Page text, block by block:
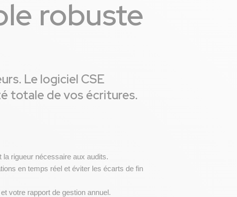
robuste
Le logiciel CSE
totale de vos écritures.
rigueur nécessaire aux audits.
en temps réel et éviter les écarts de fin
et votre rapport de gestion annuel.